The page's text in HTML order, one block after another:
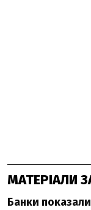
МАТЕРІАЛИ
Банки